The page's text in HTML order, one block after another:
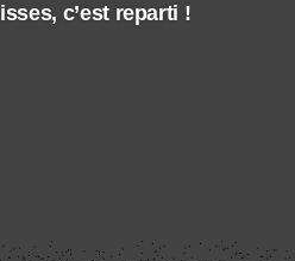
c’est reparti !